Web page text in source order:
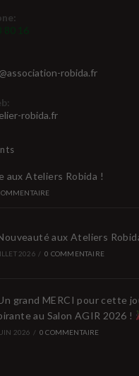
80 16
robida.frS’ouvre
robida.fr
aux Ateliers Robida !
aux Ateliers
2026 / 0 COMMENTAIRE
grand MERCI pour cette
au Salon AGIR 2026 !
2026 / 0 COMMENTAIRE